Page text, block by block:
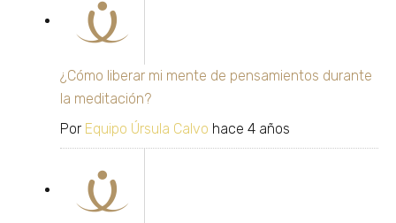
¿Cómo liberar mi mente de pensamientos durante
la meditación?
Por Equipo Úrsula Calvo hace 4 años